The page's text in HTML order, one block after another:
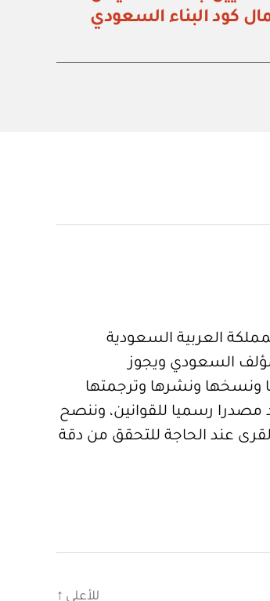
كود البناء السعودي
العربية السعودية
السعودي ويجوز
ونشرها وترجمتها
مصدرا رسميا للقوانين، وننصح
عند الحاجة للتحقق من دقة
للأعلى ↑